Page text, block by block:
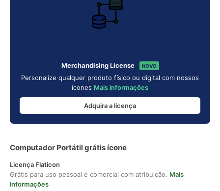
Merchandising License NOVO
Personalize qualquer produto físico ou digital com nossos
ícones Mais informações
Adquira a licença
Computador Portátil grátis ícone
Licença Flaticon
Grátis para uso pessoal e comercial com atribuição. Mais
informações